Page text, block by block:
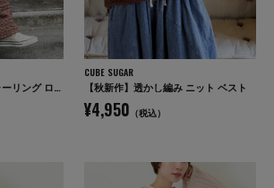
【秋新作】ぽこぽこ シャーリング ロング スカート
CUBE SUGAR
【秋新作】透かし編み ニット ベスト
¥4,950 （税込）